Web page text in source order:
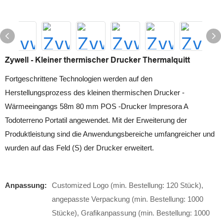
Zywell - Kleiner thermischer Drucker Thermalquitt
Fortgeschrittene Technologien werden auf den
Herstellungsprozess des kleinen thermischen Drucker -
Wärmeeingangs 58m 80 mm POS -Drucker Impresora A
Todoterreno Portatil angewendet. Mit der Erweiterung der
Produktleistung sind die Anwendungsbereiche umfangreicher und
wurden auf das Feld (S) der Drucker erweitert.
Anpassung:
Customized Logo (min. Bestellung: 120 Stück),
angepasste Verpackung (min. Bestellung: 1000
Stücke), Grafikanpassung (min. Bestellung: 1000